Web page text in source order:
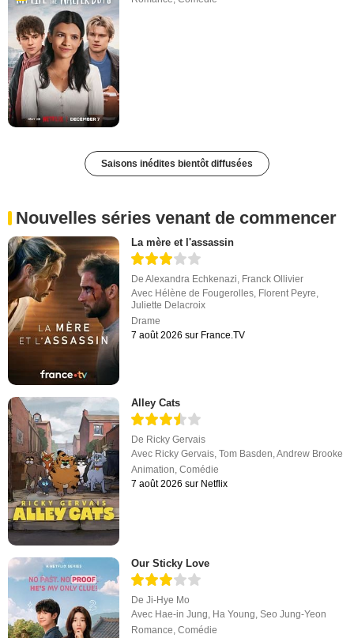
Saisons inédites bientôt diffusées
Nouvelles séries venant de commencer
La mère et l'assassin
DeAlexandra Echkenazi Franck Ollivier
Avec Hélène de Fougerolles Florent Peyre
Juliette Delacroix
Drame
7 août 2026 sur France.TV
Alley Cats
De Ricky Gervais
Avec Ricky Gervais,Tom Basden,Andrew Brooke
Animation,Comédie
7 août 2026 sur Netflix
Our Sticky Love
DeJi-Hye Mo
Avec Hae-in Jung, Ha Young,Seo Jung-Yeon
Romance,Comédie